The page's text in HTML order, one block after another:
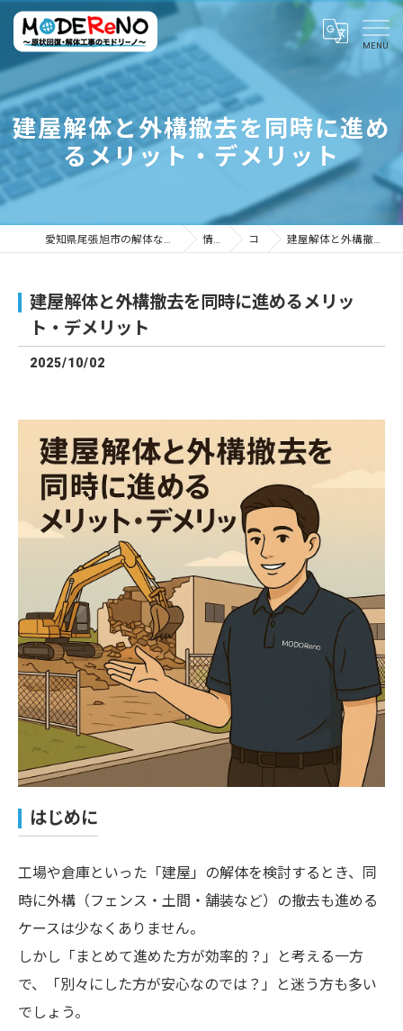
建屋解体と外構撤去を同時に進め
るメリット・デメリット
愛知県尾張旭市の解体ならMODEReNO ～原状回復・解体工事のモドリーノ～ 情報ブログ コラム 建屋解体と外構撤去を同時に進めるメリット・デメリット
建屋解体と外構撤去を同時に進めるメリッ
ト・デメリット
2025/10/02
はじめに
工場や倉庫といった「建屋」の解体を検討するとき、同
時に外構（フェンス・土間・舗装など）の撤去も進める
ケースは少なくありません。
しかし「まとめて進めた方が効率的？」と考える一方
で、「別々にした方が安心なのでは？」と迷う方も多い
でしょう。